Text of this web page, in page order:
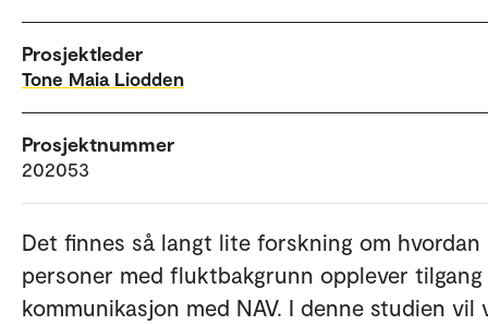
Prosjektleder
Tone Maia Liodden
Prosjektnummer
202053
Det finnes så langt lite forskning om hvordan
personer med fluktbakgrunn opplever
kommunikasjon med NAV. I denne studien vil